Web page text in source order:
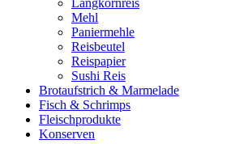
Langkornreis
Mehl
Paniermehle
Reisbeutel
Reispapier
Sushi Reis
Brotaufstrich & Marmelade
Fisch & Schrimps
Fleischprodukte
Konserven